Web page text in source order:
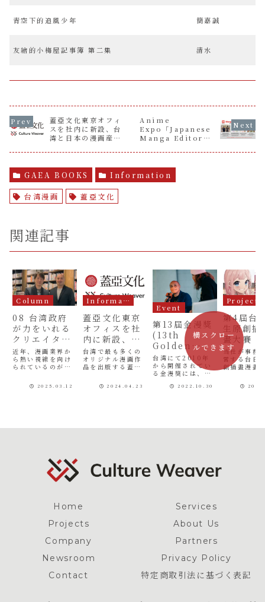
青空下的追風少年 簡嘉誠
友繪的小梅屋記事簿 第二集 清水
蓋亞文化東京オフィ
スを社内に新設、台
湾と日本の漫画産業
して
Anime
Expo「Japanese
Manga Editors
Roundtable」に
本人だけのものでは
ない」という視点
GAEA BOOKS Information
台湾漫画 蓋亞文化
関連記事
Column
08 台湾政府
が力をいれる
クリエイター
支援と台湾オ
リジナル漫画
近年、漫画業界か
ら熱い視線を向け
られているのが台
まで「海外漫画」
台湾の漫画の認知
「CCC」と「超
2025.03.12
Information
蓋亞文化東京
オフィスを社
内に新設、台
湾と日本の漫
画産業を結ぶ
新たな一歩と
して
台湾で最も多くの
オリジナル漫画作
品を出版する蓋亞
の緊密な業務提携
フィス（蓋亞文化
代...
2024.04.23
Event
第13屆金漫獎
(13th
Golden
Comic
Awards &
Connectio
n+)
台湾にて2010年
から開催されてい
る金漫獎には、こ
加していますが、
漫畫的結合）」に
をいただき...
2022.10.30
Project
第4屆台
生原創插
畫大賽
品発表
当社が事務
営する台日
創插畫漫畫
11月15日
賽（第4回
横スクロー
ルできます
Home
Services
Projects
About Us
Company
Partners
Newsroom
Privacy Policy
Contact
特定商取引法に基づく表記